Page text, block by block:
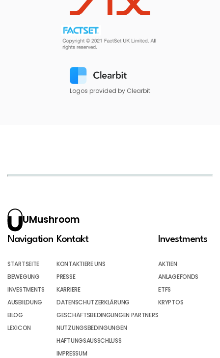
Logos provided by Clearbit
UMushroom
Navigation
STARTSEITE
BEWEGUNG
INVESTMENTS
AUSBILDUNG
BLOG
LEXICON
Kontakt
KONTAKTIERE UNS
PRESSE
KARRIERE
DATENSCHUTZERKLÄRUNG
GESCHÄFTSBEDINGUNGEN PARTNERS
NUTZUNGSBEDINGUNGEN
HAFTUNGSAUSSCHLUSS
IMPRESSUM
Investments
AKTIEN
ANLAGEFONDS
ETFS
KRYPTOS